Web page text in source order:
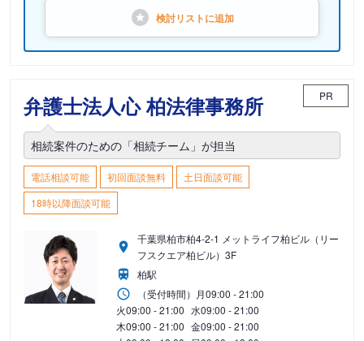
検討リストに追加
弁護士法人心 柏法律事務所 PR
相続案件のための「相続チーム」が担当
電話相談可能 初回面談無料
土日面談可能
18時以降面談可能
千葉県柏市柏4-2-1 メットライフ柏ビル（リー
フスクエア柏ビル）3F
柏駅
（受付時間） 月09:00 - 21:00
火09:00 - 21:00 水09:00 - 21:00
木09:00 - 21:00 金09:00 - 21:00